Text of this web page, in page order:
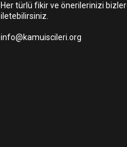
Her türlü fikir ve önerilerinizi
iletebilirsiniz.
info@kamuiscileri.org